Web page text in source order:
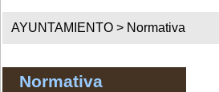
AYUNTAMIENTO > Normativa
Normativa